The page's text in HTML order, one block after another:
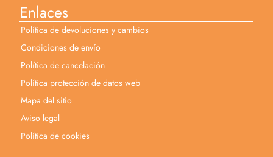
Enlaces
Política de devoluciones y cambios
Condiciones de envío
Política de cancelación
Política protección de datos web
Mapa del sitio
Aviso legal
Política de cookies